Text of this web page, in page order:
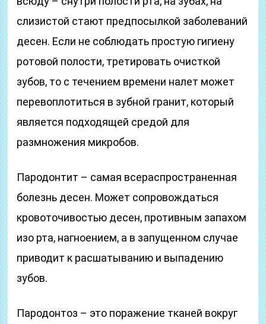
слизистой стают предпосылкой заболеваний
десен. Если не соблюдать простую гигиену
ротовой полости, третировать очисткой
зубов, то с течением времени налет может
перевоплотиться в зубной гранит, который
является подходящей средой для
размножения микробов.
Пародонтит – самая всераспространенная
болезнь десен. Может сопровождаться
кровоточивостью десен, противным запахом
изо рта, нагноением, а в запущенном случае
приводит к расшатыванию и выпадению
зубов.
Пародонтоз – это поражение тканей вокруг